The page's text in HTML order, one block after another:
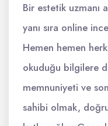
Bir estetik uzmanı
yanı sıra online
Hemen hemen
okuduğu bilgilere
memnuniyeti ve
sahibi olmak,